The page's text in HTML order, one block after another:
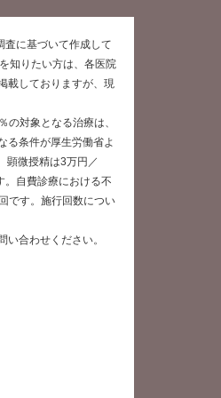
査に基づいて作成して
知りたい方は、各医院
載しておりますが、現
対象となる治療は、
る条件が厚生労働省よ
顕微授精は3万円／
。自費診療における不
です。施行回数につい
合わせください。